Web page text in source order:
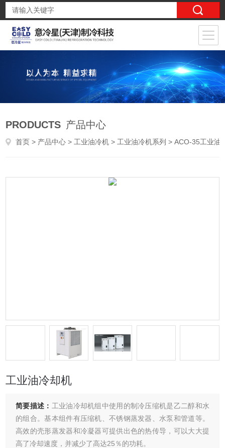
PRODUCTS 产品中心
首页 > 产品中心 > 工业油冷机 > 工业油冷机系列 > ACO-35工业油冷却机
工业油冷却机
简要描述： 工业油冷却机组中使用的制冷压缩机是乙二醇和水
的组合。基本组件有压缩机、不锈钢蒸发器、水泵和管道等。
高效的壳形蒸发器和冷凝器可提供出色的热传导，可以大大提
高了冷却速度，并减少了高达25％的功耗。